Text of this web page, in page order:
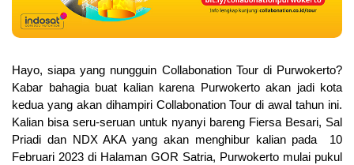
Hayo, siapa yang nungguin Collabonation Tour di Purwokerto?
Kabar bahagia buat kalian karena Purwokerto akan jadi kota
kedua yang akan dihampiri Collabonation Tour di awal tahun ini.
Kalian bisa seru-seruan untuk nyanyi bareng Fiersa Besari, Sal
Priadi dan NDX AKA yang akan menghibur kalian pada  10
Februari 2023 di Halaman GOR Satria, Purwokerto mulai pukul